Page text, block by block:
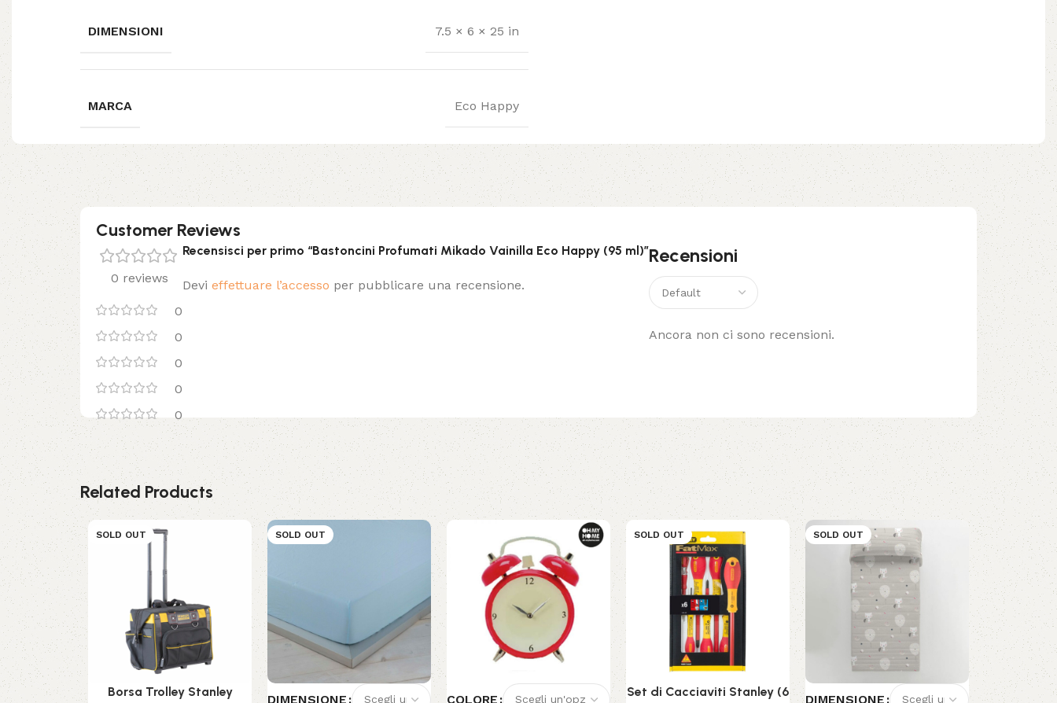
DIMENSIONI 7.5 × 6 × 25 in
MARCA Eco Happy
Customer Reviews
0 reviews
0
0
0
0
0
Recensioni
Ancora non ci sono recensioni.
Recensisci per primo “Bastoncini Profumati Mikado Vainilla Eco Happy (95 ml)”
Devi effettuare l’accesso per pubblicare una recensione.
Related Products
SOLD OUT
Borsa Trolley Stanley
SOLD OUT
DIMENSIONE COLORE
SOLD OUT
Set di Cacciaviti Stanley (6
SOLD OUT
DIMENSIONE
SOLD OUT